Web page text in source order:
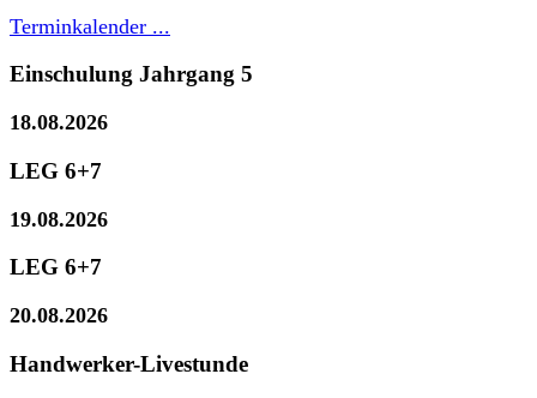
Terminkalender ...
Einschulung Jahrgang 5
18.08.2026
LEG 6+7
19.08.2026
LEG 6+7
20.08.2026
Handwerker-Livestunde